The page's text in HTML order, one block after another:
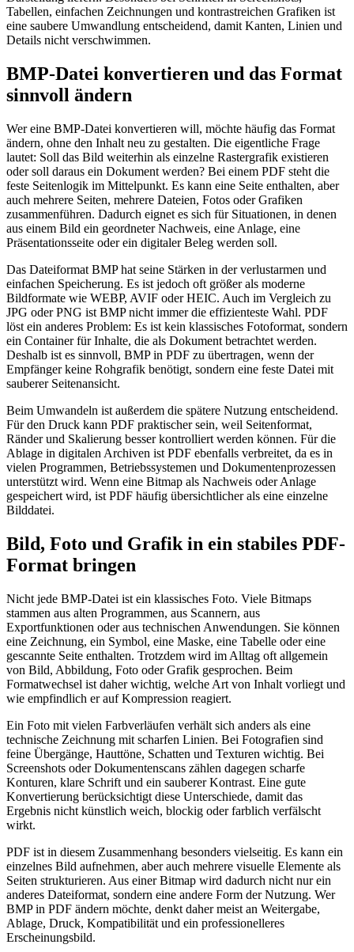
Tabellen, einfachen Zeichnungen und kontrastreichen Grafiken ist
eine saubere Umwandlung entscheidend, damit Kanten, Linien und
Details nicht verschwimmen.
BMP-Datei konvertieren und das Format
sinnvoll ändern
Wer eine BMP-Datei konvertieren will, möchte häufig das Format
ändern, ohne den Inhalt neu zu gestalten. Die eigentliche Frage
lautet: Soll das Bild weiterhin als einzelne Rastergrafik existieren
oder soll daraus ein Dokument werden? Bei einem PDF steht die
feste Seitenlogik im Mittelpunkt. Es kann eine Seite enthalten, aber
auch mehrere Seiten, mehrere Dateien, Fotos oder Grafiken
zusammenführen. Dadurch eignet es sich für Situationen, in denen
aus einem Bild ein geordneter Nachweis, eine Anlage, eine
Präsentationsseite oder ein digitaler Beleg werden soll.
Das Dateiformat BMP hat seine Stärken in der verlustarmen und
einfachen Speicherung. Es ist jedoch oft größer als moderne
Bildformate wie WEBP, AVIF oder HEIC. Auch im Vergleich zu
JPG oder PNG ist BMP nicht immer die effizienteste Wahl. PDF
löst ein anderes Problem: Es ist kein klassisches Fotoformat, sondern
ein Container für Inhalte, die als Dokument betrachtet werden.
Deshalb ist es sinnvoll, BMP in PDF zu übertragen, wenn der
Empfänger keine Rohgrafik benötigt, sondern eine feste Datei mit
sauberer Seitenansicht.
Beim Umwandeln ist außerdem die spätere Nutzung entscheidend.
Für den Druck kann PDF praktischer sein, weil Seitenformat,
Ränder und Skalierung besser kontrolliert werden können. Für die
Ablage in digitalen Archiven ist PDF ebenfalls verbreitet, da es in
vielen Programmen, Betriebssystemen und Dokumentenprozessen
unterstützt wird. Wenn eine Bitmap als Nachweis oder Anlage
gespeichert wird, ist PDF häufig übersichtlicher als eine einzelne
Bilddatei.
Bild, Foto und Grafik in ein stabiles PDF-
Format bringen
Nicht jede BMP-Datei ist ein klassisches Foto. Viele Bitmaps
stammen aus alten Programmen, aus Scannern, aus
Exportfunktionen oder aus technischen Anwendungen. Sie können
eine Zeichnung, ein Symbol, eine Maske, eine Tabelle oder eine
gescannte Seite enthalten. Trotzdem wird im Alltag oft allgemein
von Bild, Abbildung, Foto oder Grafik gesprochen. Beim
Formatwechsel ist daher wichtig, welche Art von Inhalt vorliegt und
wie empfindlich er auf Kompression reagiert.
Ein Foto mit vielen Farbverläufen verhält sich anders als eine
technische Zeichnung mit scharfen Linien. Bei Fotografien sind
feine Übergänge, Hauttöne, Schatten und Texturen wichtig. Bei
Screenshots oder Dokumentenscans zählen dagegen scharfe
Konturen, klare Schrift und ein sauberer Kontrast. Eine gute
Konvertierung berücksichtigt diese Unterschiede, damit das
Ergebnis nicht künstlich weich, blockig oder farblich verfälscht
wirkt.
PDF ist in diesem Zusammenhang besonders vielseitig. Es kann ein
einzelnes Bild aufnehmen, aber auch mehrere visuelle Elemente als
Seiten strukturieren. Aus einer Bitmap wird dadurch nicht nur ein
anderes Dateiformat, sondern eine andere Form der Nutzung. Wer
BMP in PDF ändern möchte, denkt daher meist an Weitergabe,
Ablage, Druck, Kompatibilität und ein professionelleres
Erscheinungsbild.